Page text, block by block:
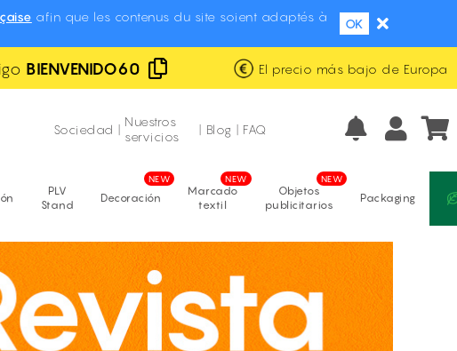
afin que les contenus du site soient adaptés à
OK
BIENVENIDO60
El precio más bajo de Europa
Envío gratis y con marca blanca
Fabricación propia
Sociedad | Nuestros
servicios
| Blog | FAQ
PLV
Stand
Decoración
Marcado
textil
Objetos
publicitarios
Packaging